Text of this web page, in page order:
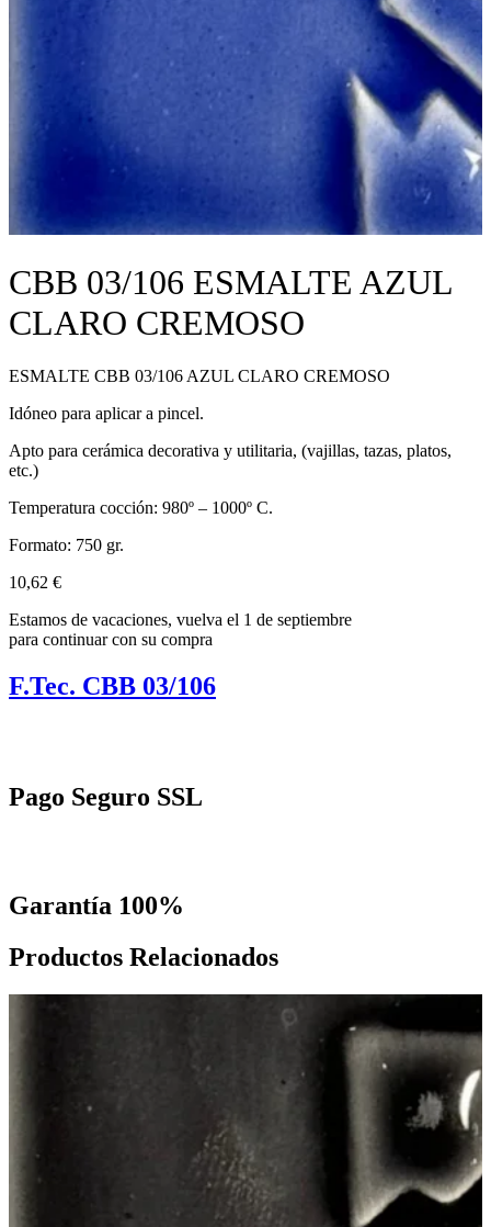
CBB 03/106 ESMALTE AZUL
CLARO CREMOSO
ESMALTE CBB 03/106 AZUL CLARO CREMOSO
Idóneo para aplicar a pincel.
Apto para cerámica decorativa y utilitaria, (vajillas, tazas, platos,
etc.)
Temperatura cocción: 980º – 1000º C.
Formato: 750 gr.
10,62 €
Estamos de vacaciones, vuelva el 1 de septiembre
para continuar con su compra
F.Tec. CBB 03/106
Pago Seguro SSL
Garantía 100%
Productos Relacionados